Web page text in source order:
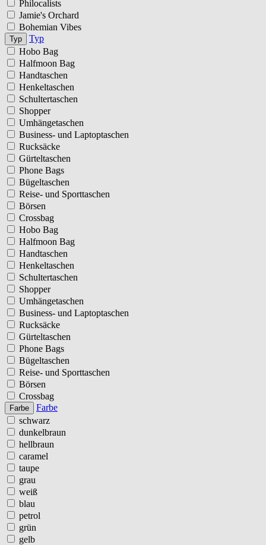
Philocalists
Jamie's Orchard
Bohemian Vibes
Typ
Typ
Hobo Bag
Halfmoon Bag
Handtaschen
Henkeltaschen
Schultertaschen
Shopper
Umhängetaschen
Business- und Laptoptaschen
Rucksäcke
Gürteltaschen
Phone Bags
Bügeltaschen
Reise- und Sporttaschen
Börsen
Crossbag
Hobo Bag
Halfmoon Bag
Handtaschen
Henkeltaschen
Schultertaschen
Shopper
Umhängetaschen
Business- und Laptoptaschen
Rucksäcke
Gürteltaschen
Phone Bags
Bügeltaschen
Reise- und Sporttaschen
Börsen
Crossbag
Farbe
Farbe
schwarz
dunkelbraun
hellbraun
caramel
taupe
grau
weiß
blau
petrol
grün
gelb